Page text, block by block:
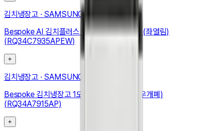
김치냉장고 · SAMSUNG
Bespoke AI 김치플러스 1도어 키친핏 347L (좌열림)
(RQ34C7935APEW)
+
김치냉장고 · SAMSUNG
Bespoke 김치냉장고 1도어 348L (우힌지, 우개폐)
(RQ34A7915AP)
+